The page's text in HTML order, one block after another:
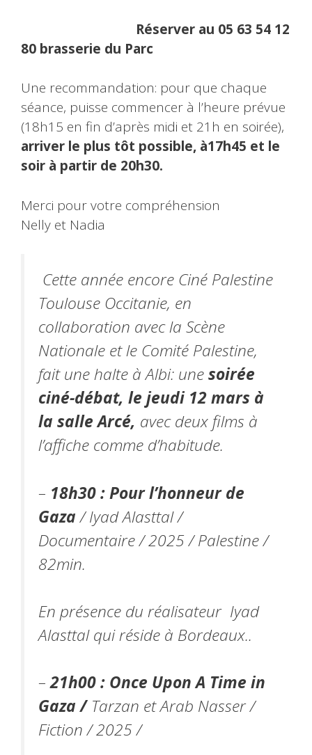
Réserver au 05 63 54 12
80 brasserie du Parc
Une recommandation: pour que chaque
séance, puisse commencer à l’heure prévue
(18h15 en fin d’après midi et 21h en soirée),
arriver le plus tôt possible, à17h45 et le
soir à partir de 20h30.
Merci pour votre compréhension
Nelly et Nadia
Cette année encore Ciné Palestine
Toulouse Occitanie, en
collaboration avec la Scène
Nationale et le Comité Palestine,
fait une halte à Albi: unesoirée
ciné-débat, le jeudi 12 mars à
la salle Arcé, avec deux films à
l’affiche comme d’habitude.
– 18h30 : Pour l’honneur de
Gaza /Iyad Alasttal /
Documentaire / 2025 / Palestine /
82min.
En présence du réalisateur Iyad
Alasttal qui réside à Bordeaux..
–21h00 : Once Upon A Time in
Gaza / Tarzan et Arab Nasser /
Fiction / 2025 /